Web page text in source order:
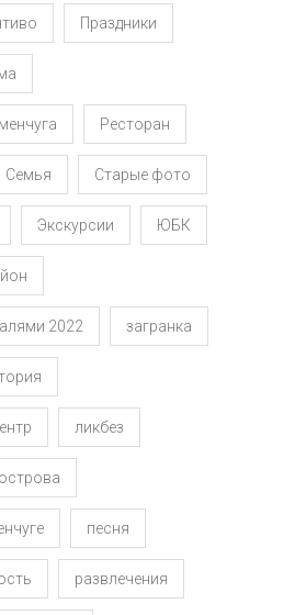
Праздники
Ресторан
Семья Старые фото
Экскурсии ЮБК
2022 загранка
ликбез
острова
песня
развлечения